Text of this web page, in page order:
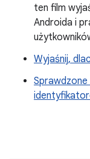
ten film
Androida i
Wyjaśnij,